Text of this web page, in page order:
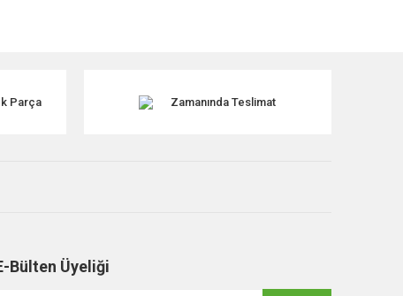
Parça Zamanında Teslimat
Bülten Üyeliği